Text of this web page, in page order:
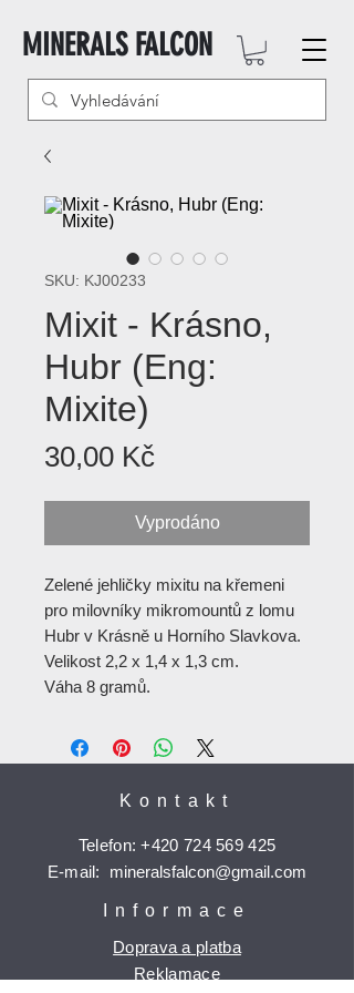
MINERALS FALCON
SKU: KJ00233
Mixit - Krásno,
Hubr (Eng:
Mixite)
30,00 KčCena
Vyprodáno
Zelené jehličky mixitu na křemeni
pro milovníky mikromountů z lomu
Hubr v Krásně u Horního Slavkova.
Velikost 2,2 x 1,4 x 1,3 cm.
Váha 8 gramů.
Kontakt
Telefon:+420 724 569 425
E-mail: mineralsfalcon@gmail.com
Informace
Doprava a platba
Reklamace